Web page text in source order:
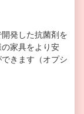
発した抗菌剤を
家具をより安
きます（オプシ